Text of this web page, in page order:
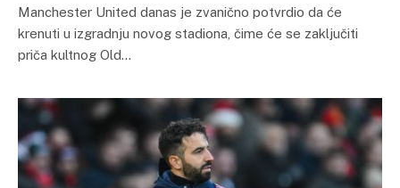
Manchester United danas je zvanično potvrdio da će
krenuti u izgradnju novog stadiona, čime će se zaključiti
priča kultnog Old…